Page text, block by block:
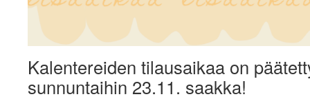
Kalentereiden tilausaikaa on
sunnuntaihin 23.11. saakka!